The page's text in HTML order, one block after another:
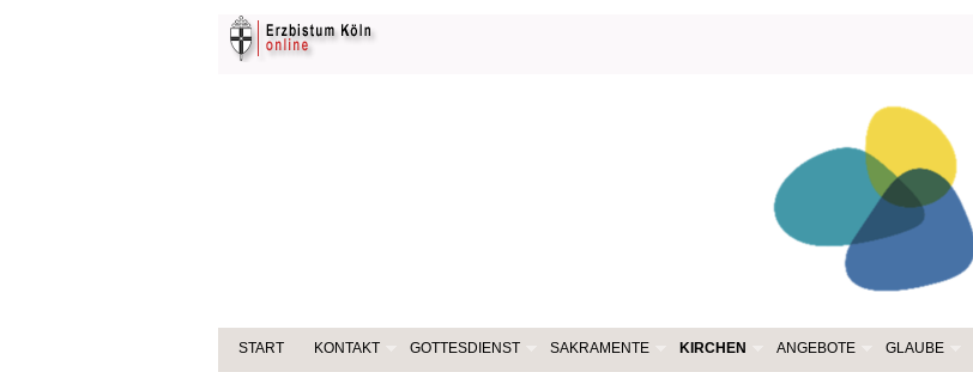
START KONTAKT GOTTESDIENST SAKRAMENTE KIRCHEN ANGEBOTE GLAUBE